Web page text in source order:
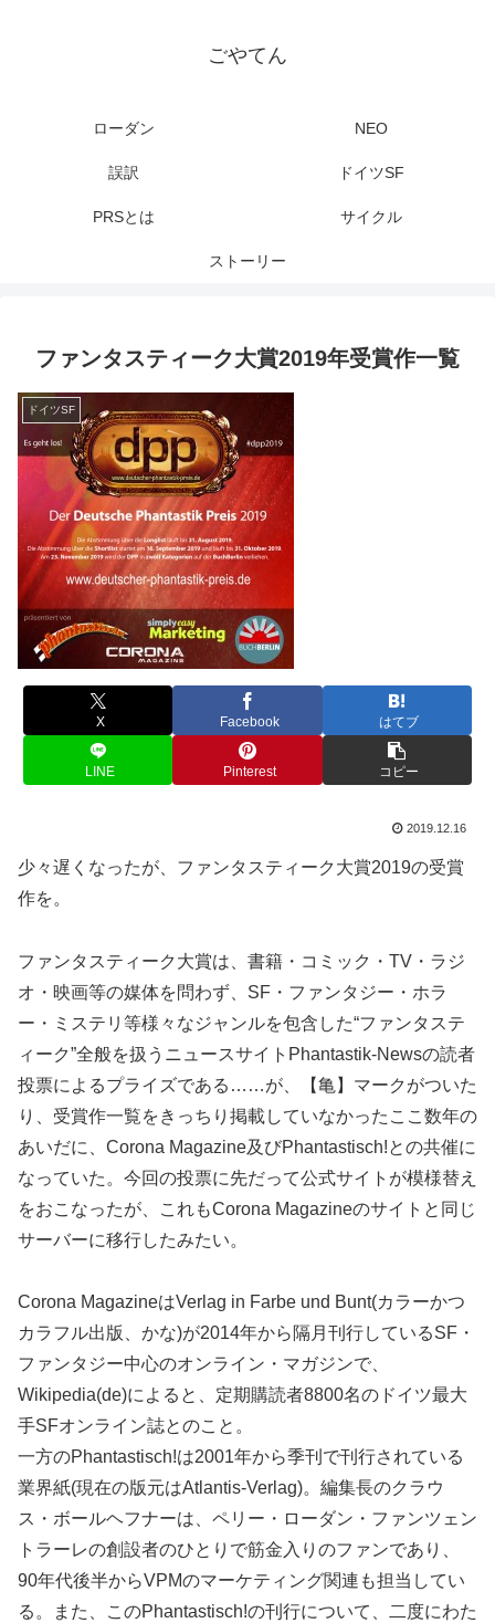
ごやてん
ローダン NEO
誤訳 ドイツSF
PRSとは サイクル
ストーリー
ファンタスティーク大賞2019年受賞作一覧
ドイツSF
X Facebook はてブ
LINE Pinterest コピー
2019.12.16
少々遅くなったが、ファンタスティーク大賞2019の受賞
作を。
ファンタスティーク大賞は、書籍・コミック・TV・ラジ
オ・映画等の媒体を問わず、SF・ファンタジー・ホラ
ー・ミステリ等様々なジャンルを包含した“ファンタステ
ィーク”全般を扱うニュースサイトPhantastik-Newsの読者
投票によるプライズである……が、【亀】マークがついた
り、受賞作一覧をきっちり掲載していなかったここ数年の
あいだに、Corona Magazine及びPhantastisch!との共催に
なっていた。今回の投票に先だって公式サイトが模様替え
をおこなったが、これもCorona Magazineのサイトと同じ
サーバーに移行したみたい。
Corona MagazineはVerlag in Farbe und Bunt(カラーかつ
カラフル出版、かな)が2014年から隔月刊行しているSF・
ファンタジー中心のオンライン・マガジンで、
Wikipedia(de)によると、定期購読者8800名のドイツ最大
手SFオンライン誌とのこと。
一方のPhantastisch!は2001年から季刊で刊行されている
業界紙(現在の版元はAtlantis-Verlag)。編集長のクラウ
ス・ボールヘフナーは、ペリー・ローダン・ファンツェン
トラーレの創設者のひとりで筋金入りのファンであり、
90年代後半からVPMのマーケティング関連も担当してい
る。また、このPhantastisch!の刊行について、二度にわた